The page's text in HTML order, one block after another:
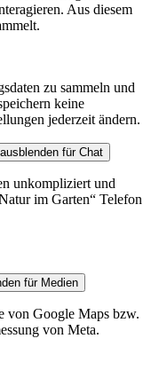
keine
jederzeit ändern.
unkompliziert und
im Garten“ Telefon
von Google Maps bzw.
von Meta.